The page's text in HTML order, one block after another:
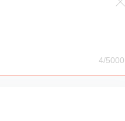
4/5000